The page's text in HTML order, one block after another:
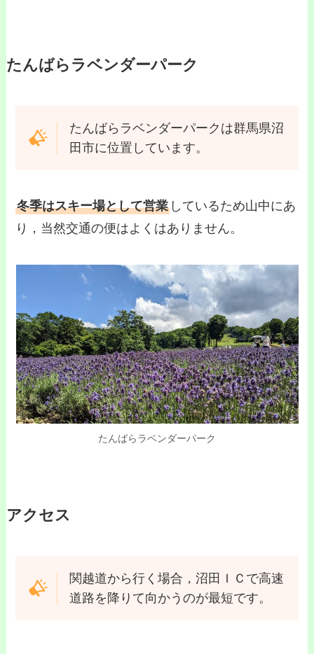
たんばらラベンダーパーク
たんばらラベンダーパークは群馬県沼
田市に位置しています。
冬季はスキー場として営業 しているため山中にあ
り，当然交通の便はよくはありません。
たんばらラベンダーパーク
アクセス
関越道から行く場合，沼田ＩＣで高速
道路を降りて向かうのが最短です。